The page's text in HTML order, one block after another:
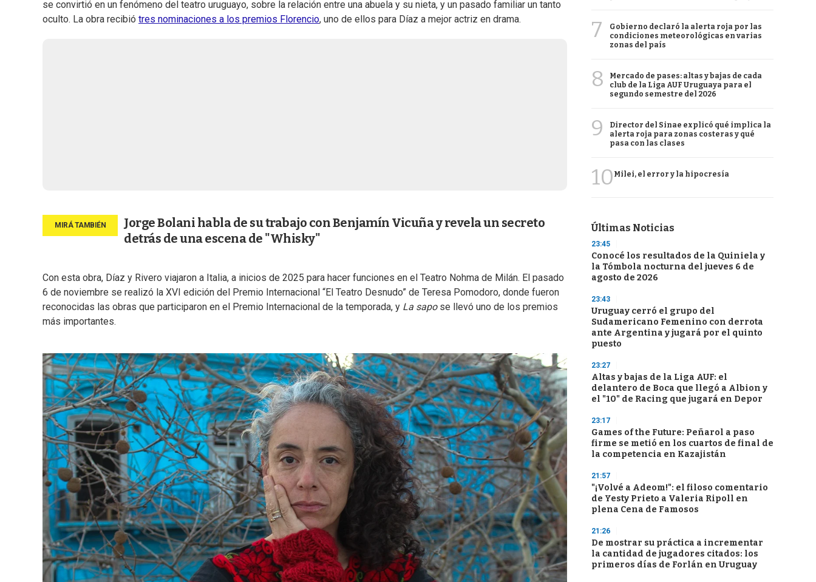
se convirtió en un fenómeno del teatro uruguayo, sobre la relación entre una abuela y su nieta, y un pasado familiar un tanto
oculto. La obra recibió tres nominaciones a los premios Florencio, uno de ellos para Díaz a mejor actriz en drama.
Jorge Bolani habla de su trabajo con Benjamín Vicuña y revela un secreto
detrás de una escena de "Whisky"
Con esta obra, Díaz y Rivero viajaron a Italia, a inicios de 2025 para hacer funciones en el Teatro Nohma de Milán. El pasado
6 de noviembre se realizó la XVI edición del Premio Internacional “El Teatro Desnudo” de Teresa Pomodoro, donde fueron
reconocidas las obras que participaron en el Premio Internacional de la temporada, y La sapose llevó uno de los premios
más importantes.
7
Gobierno declaró la alerta roja por las
condiciones meteorológicas en varias
zonas del país
8
Mercado de pases: altas y bajas de cada
club de la Liga AUF Uruguaya para el
segundo semestre del 2026
9
Director del Sinae explicó qué implica la
alerta roja para zonas costeras y qué
pasa con las clases
10 Milei, el error y la hipocresía
Últimas Noticias
23:45
Conocé los resultados de la Quiniela y
la Tómbola nocturna del jueves 6 de
agosto de 2026
23:43
Uruguay cerró el grupo del
Sudamericano Femenino con derrota
ante Argentina y jugará por el quinto
puesto
23:27
Altas y bajas de la Liga AUF: el
delantero de Boca que llegó a Albion y
el "10" de Racing que jugará en Depor
23:17
Games of the Future: Peñarol a paso
firme se metió en los cuartos de final de
la competencia en Kazajistán
21:57
"¡Volvé a Adeom!": el filoso comentario
de Yesty Prieto a Valeria Ripoll en
plena Cena de Famosos
21:26
De mostrar su práctica a incrementar
la cantidad de jugadores citados: los
primeros días de Forlán en Uruguay